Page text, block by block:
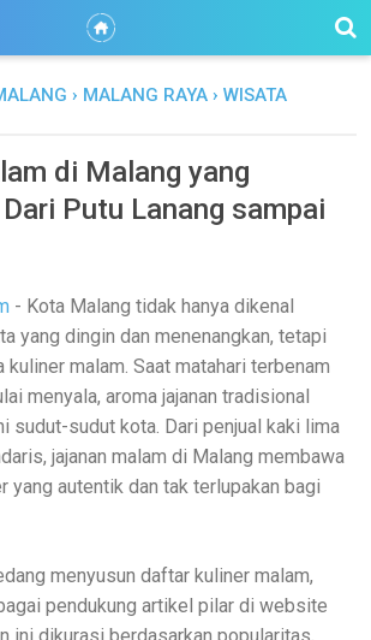
› MALANG RAYA › WISATA
di Malang yang
Putu Lanang sampai
- Kota Malang tidak hanya dikenal
yang dingin dan menenangkan, tetapi
kuliner malam. Saat matahari terbenam
menyala, aroma jajanan tradisional
sudut-sudut kota. Dari penjual kaki lima
jajanan malam di Malang membawa
yang autentik dan tak terlupakan bagi
menyusun daftar kuliner malam,
pendukung artikel pilar di website